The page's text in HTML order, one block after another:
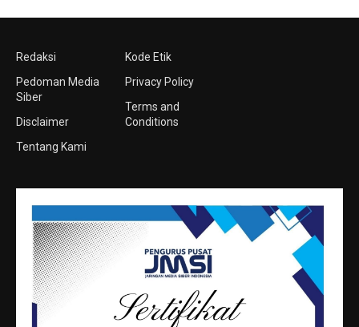
Redaksi
Pedoman Media
Siber
Disclaimer
Tentang Kami
Kode Etik
Privacy Policy
Terms and
Conditions